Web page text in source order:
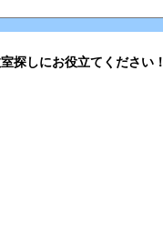
探しにお役立てください！